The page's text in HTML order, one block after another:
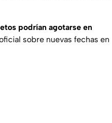
podrían agotarse en
sobre nuevas fechas en